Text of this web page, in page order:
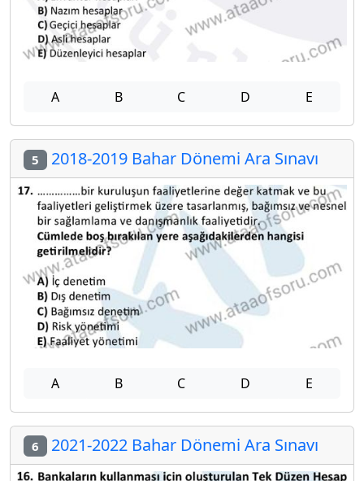
A B C D E
5 2018-2019 Bahar Dönemi Ara Sınavı
A B C D E
6 2021-2022 Bahar Dönemi Ara Sınavı